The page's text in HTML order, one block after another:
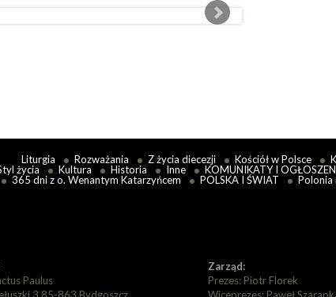
Liturgia Rozważania Z życia diecezji Kościół w Polsce
życia
Kultura Historia Inne KOMUNIKATY I
365 dni z o. Wenantym Katarzyńcem
POLSKA I ŚWIAT Polonia
Paulus
3 85-863 Bydgoszcz
Zarząd:
Prezes: Piotr Florek
Wiceprezes: Paweł